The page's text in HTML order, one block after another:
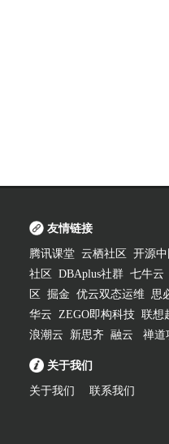
友情链接
腾讯课堂 云栖社区 开源中
社区
DBAplus社群 七牛云
区
掘金 优云双态运维 思
华云 ZEGO即构科技 联想
浪潮云
新思齐 融云 禅道
关于我们
关于我们 联系我们